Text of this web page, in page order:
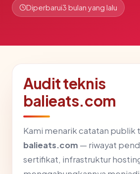
Diperbarui3 bulan yang lalu
Audit teknis
balieats.com
Kami menarik catatan publik
balieats.com — riwayat
sertifikat, infrastruktur